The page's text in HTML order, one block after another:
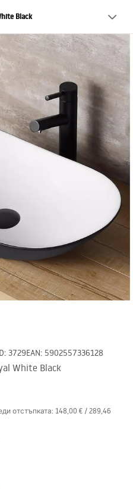
Black
: 3729EAN: 5902557336128
White Black
отстъпката: 148,00 € / 289,46